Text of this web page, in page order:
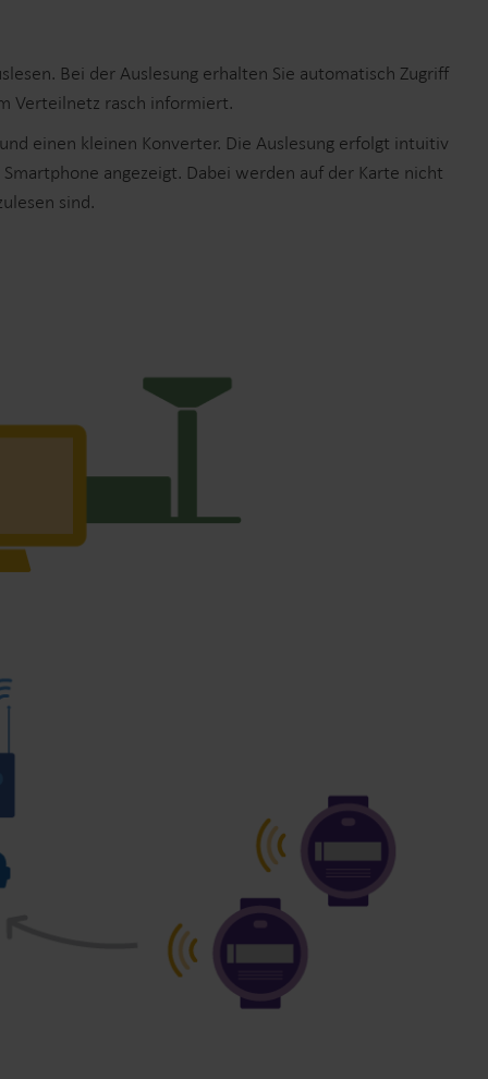
Finden Sie ausführliche Einblicke und Ressourcen
all unseren innovativen Lösungen im
Bei der Auslesung erhalten Sie automatisch Zugriff
Verteilnetz rasch informiert.
einen kleinen Konverter. Die Auslesung erfolgt intuitiv
angezeigt. Dabei werden auf der Karte nicht
sind.